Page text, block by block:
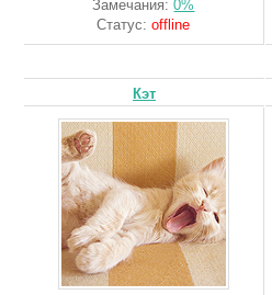
Замечания:0%
Статус:offline
Кэт